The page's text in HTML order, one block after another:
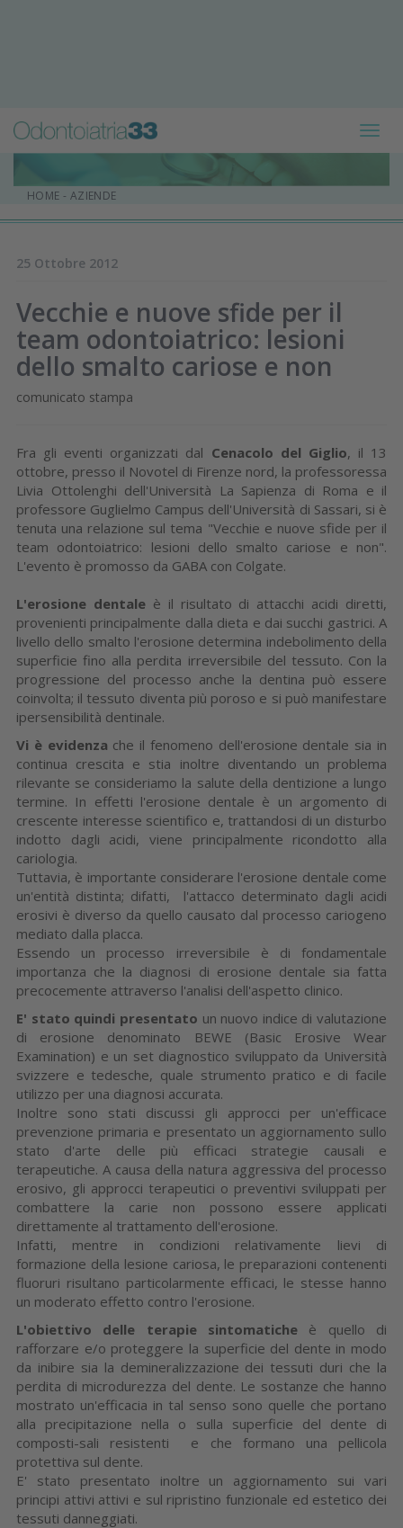
HOME - AZIENDE
25 Ottobre 2012
Vecchie e nuove sfide per il
team odontoiatrico: lesioni
dello smalto cariose e non
comunicato stampa
Fra gli eventi organizzati dal Cenacolo del Giglio, il 13
ottobre, presso il Novotel di Firenze nord, la professoressa
Livia Ottolenghi dell'Università La Sapienza di Roma e il
professore Guglielmo Campus dell'Università di Sassari, si è
tenuta una relazione sul tema "Vecchie e nuove sfide per il
team odontoiatrico: lesioni dello smalto cariose e non".
L'evento è promosso da GABA con Colgate.
L'erosione dentaleè il risultato di attacchi acidi diretti,
provenienti principalmente dalla dieta e dai succhi gastrici. A
livello dello smalto l'erosione determina indebolimento della
superficie fino alla perdita irreversibile del tessuto. Con la
progressione del processo anche la dentina può essere
coinvolta; il tessuto diventa più poroso e si può manifestare
ipersensibilità dentinale.
Vi è evidenza che il fenomeno dell'erosione dentale sia in
continua crescita e stia inoltre diventando un problema
rilevante se consideriamo la salute della dentizione a lungo
termine. In effetti l'erosione dentale è un argomento di
crescente interesse scientifico e, trattandosi di un disturbo
indotto dagli acidi, viene principalmente ricondotto alla
cariologia.
Tuttavia, è importante considerare l'erosione dentale come
un'entità distinta; difatti, l'attacco determinato dagli acidi
erosivi è diverso da quello causato dal processo cariogeno
mediato dalla placca.
Essendo un processo irreversibile è di fondamentale
importanza che la diagnosi di erosione dentale sia fatta
precocemente attraverso l'analisi dell'aspetto clinico.
E' stato quindi presentato un nuovo indice di valutazione
di erosione denominato BEWE (Basic Erosive Wear
Examination) e un set diagnostico sviluppato da Università
svizzere e tedesche, quale strumento pratico e di facile
utilizzo per una diagnosi accurata.
Inoltre sono stati discussi gli approcci per un'efficace
prevenzione primaria e presentato un aggiornamento sullo
stato d'arte delle più efficaci strategie causali e
terapeutiche. A causa della natura aggressiva del processo
erosivo, gli approcci terapeutici o preventivi sviluppati per
combattere la carie non possono essere applicati
direttamente al trattamento dell'erosione.
Infatti, mentre in condizioni relativamente lievi di
formazione della lesione cariosa, le preparazioni contenenti
fluoruri risultano particolarmente efficaci, le stesse hanno
un moderato effetto contro l'erosione.
L'obiettivo delle terapie sintomatiche è quello di
rafforzare e/o proteggere la superficie del dente in modo
da inibire sia la demineralizzazione dei tessuti duri che la
perdita di microdurezza del dente. Le sostanze che hanno
mostrato un'efficacia in tal senso sono quelle che portano
alla precipitazione nella o sulla superficie del dente di
composti-sali resistenti e che formano una pellicola
protettiva sul dente.
E' stato presentato inoltre un aggiornamento sui vari
principi attivi attivi e sul ripristino funzionale ed estetico dei
tessuti danneggiati.